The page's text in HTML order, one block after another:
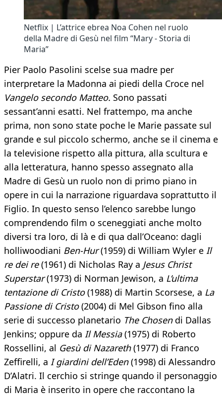
Netflix | L’attrice ebrea Noa Cohen nel ruolo
della Madre di Gesù nel film “Mary - Storia di
Maria”
Pier Paolo Pasolini scelse sua madre per
interpretare la Madonna ai piedi della Croce nel
Vangelo secondo Matteo. Sono passati
sessant’anni esatti. Nel frattempo, ma anche
prima, non sono state poche le Marie passate sul
grande e sul piccolo schermo, anche se il cinema e
la televisione rispetto alla pittura, alla scultura e
alla letteratura, hanno spesso assegnato alla
Madre di Gesù un ruolo non di primo piano in
opere in cui la narrazione riguardava soprattutto il
Figlio. In questo senso l’elenco sarebbe lungo
comprendendo film o sceneggiati anche molto
diversi tra loro, di là e di qua dall’Oceano: dagli
holliwoodiani Ben-Hur(1959) di William Wyler e Il
re dei re(1961) di Nicholas Ray a Jesus Christ
Superstar(1973) di Norman Jewison, a L’ultima
tentazione di Cristo(1988) di Martin Scorsese, a La
Passione di Cristo(2004) di Mel Gibson fino alla
serie di successo planetario The Chosendi Dallas
Jenkins; oppure da Il Messia(1975) di Roberto
Rossellini, al Gesù di Nazareth(1977) di Franco
Zeffirelli, a I giardini dell’Eden(1998) di Alessandro
D’Alatri. Il cerchio si stringe quando il personaggio
di Maria è inserito in opere che raccontano la